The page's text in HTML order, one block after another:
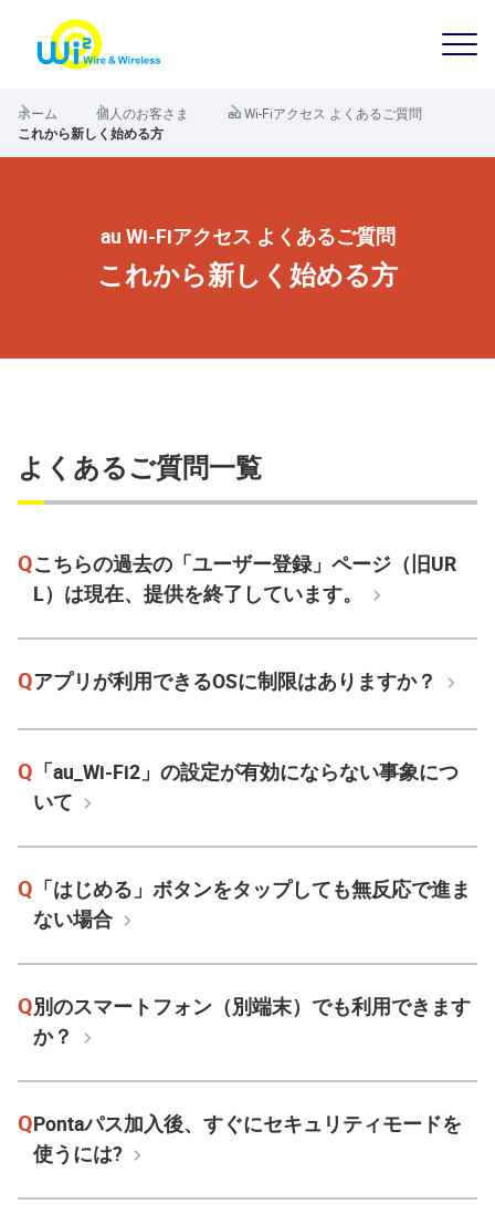
ホーム 個人のお客さま
au Wi-Fiアクセス よくあるご質問
これから新しく始める方
これから新しく始める方
au Wi-Fiアクセス よくあるご質問
よくあるご質問一覧
Qこちらの過去の「ユーザー登録」ページ（旧UR
L）は現在、提供を終了しています。
Qアプリが利用できるOSに制限はありますか？
Q 「au_Wi-Fi2」の設定が有効にならない事象につ
いて
Q 「はじめる」ボタンをタップしても無反応で進ま
ない場合
Q別のスマートフォン（別端末）でも利用できます
か？
QPontaパス加入後、すぐにセキュリティモードを
使うには?